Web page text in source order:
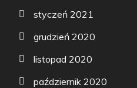
styczeń 2021
grudzień 2020
listopad 2020
październik 2020